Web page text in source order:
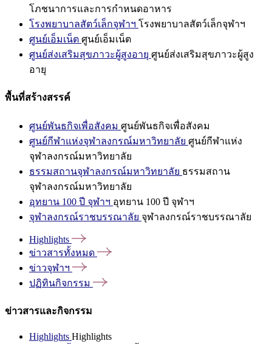
โภชนาการและการกำหนดอาหาร
โรงพยาบาลสัตว์เล็กจุฬาฯ โรงพยาบาลสัตว์เล็กจุฬาฯ
ศูนย์เอ็มเน็ต ศูนย์เอ็มเน็ต
ศูนย์ส่งเสริมสุขภาวะผู้สูงอายุ ศูนย์ส่งเสริมสุขภาวะผู้สูง
อายุ
พื้นที่สร้างสรรค์
ศูนย์พันธกิจเพื่อสังคม ศูนย์พันธกิจเพื่อสังคม
ศูนย์กีฬาแห่งจุฬาลงกรณ์มหาวิทยาลัย ศูนย์กีฬาแห่ง
จุฬาลงกรณ์มหาวิทยาลัย
ธรรมสถานจุฬาลงกรณ์มหาวิทยาลัย ธรรมสถาน
จุฬาลงกรณ์มหาวิทยาลัย
อุทยาน 100 ปี จุฬาฯ อุทยาน 100 ปี จุฬาฯ
จุฬาลงกรณ์ราชบรรณาลัย จุฬาลงกรณ์ราชบรรณาลัย
Highlights
ข่าวสารทั้งหมด
ข่าวจุฬาฯ
ปฏิทินกิจกรรม
ข่าวสารและกิจกรรม
Highlights Highlights